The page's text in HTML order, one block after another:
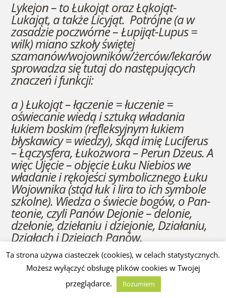
Lykejon – to Łukojąt oraz Łąkojąt-
Lukająt, a także Licyjąt. Potrójne (a w
zasadzie poczwórne – Łupijąt-Lupus =
wilk) miano szkoły świętej
szamanów/wojowników/żerców/lekarów
sprowadza się tutaj do następujących
znaczeń i funkcji:
a ) Łukojąt – łączenie = łuczenie =
oświecanie wiedą i sztuką władania
łukiem boskim (refleksyjnym łukiem
błyskawicy = wiedzy), skąd imię Luciferus
– Łączysfera, Łukozwora – Perun Dzeus. A
więc Ujęcie – objęcie Łuku Niebios we
władanie i rękojeści symbolicznego Łuku
Wojownika (stąd łuk i lira to ich symbole
szkolne). Wiedza o świecie bogów, o Pan-
teonie, czyli Panów Dejonie – delonie,
dzełonie, dziełaniu i dziejonie, Działaniu,
Działach i Dziejach Panów.
b) Łąkojąt-Lukająt – czyli łąkowy,
posiadający wiedę o łękach, k-łączach,
łekach-lekach, ziołach, lukający –
Ta strona używa ciasteczek (cookies), w celach statystycznych.
Możesz wyłączyć obsługę plików cookies w Twojej
przeglądarce.
Rozumiem